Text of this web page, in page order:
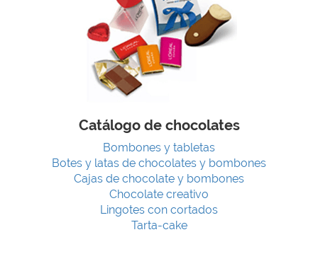
Catálogo de chocolates
Bombones y tabletas
Botes y latas de chocolates y bombones
Cajas de chocolate y bombones
Chocolate creativo
Lingotes con cortados
Tarta-cake